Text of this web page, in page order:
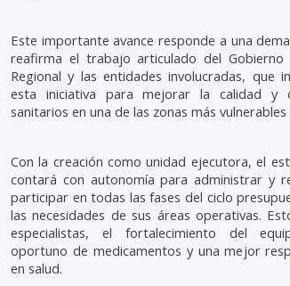
Este importante avance responde a una
reafirma el trabajo articulado del Gobierno
Regional y las entidades involucradas, que
esta iniciativa para mejorar la calidad y
sanitarios en una de las zonas más
Con la creación como unidad ejecutora, el
contará con autonomía para administrar y
participar en todas las fases del ciclo
las necesidades de sus áreas operativas.
especialistas, el fortalecimiento del
oportuno de medicamentos y una mejor
en salud.